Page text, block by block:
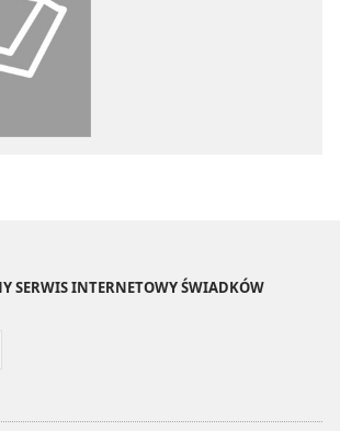
2018)
SERWIS INTERNETOWY ŚWIADKÓW